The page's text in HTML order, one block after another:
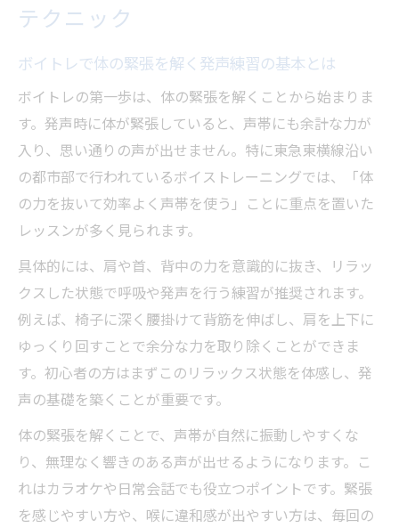
テクニック
ボイトレで体の緊張を解く発声練習の基本とは
ボイトレの第一歩は、体の緊張を解くことから始まりま
す。発声時に体が緊張していると、声帯にも余計な力が
入り、思い通りの声が出せません。特に東急東横線沿い
の都市部で行われているボイストレーニングでは、「体
の力を抜いて効率よく声帯を使う」ことに重点を置いた
レッスンが多く見られます。
具体的には、肩や首、背中の力を意識的に抜き、リラッ
クスした状態で呼吸や発声を行う練習が推奨されます。
例えば、椅子に深く腰掛けて背筋を伸ばし、肩を上下に
ゆっくり回すことで余分な力を取り除くことができま
す。初心者の方はまずこのリラックス状態を体感し、発
声の基礎を築くことが重要です。
体の緊張を解くことで、声帯が自然に振動しやすくな
り、無理なく響きのある声が出せるようになります。こ
れはカラオケや日常会話でも役立つポイントです。緊張
を感じやすい方や、喉に違和感が出やすい方は、毎回の